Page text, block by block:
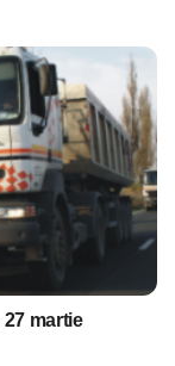
martie